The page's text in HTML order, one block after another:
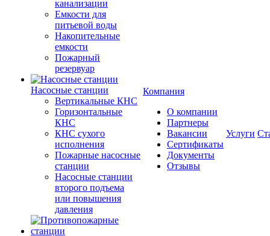
канализации
Емкости для
питьевой воды
Накопительные
емкости
Пожарный
резервуар
Насосные станции
Вертикальные КНС
Горизонтальные
КНС
КНС сухого
исполнения
Пожарные насосные
станции
Насосные cтанции
второго подъема
или повышения
давления
Компания
О компании
Партнеры
Вакансии
Сертификаты
Документы
Отзывы
Услуги